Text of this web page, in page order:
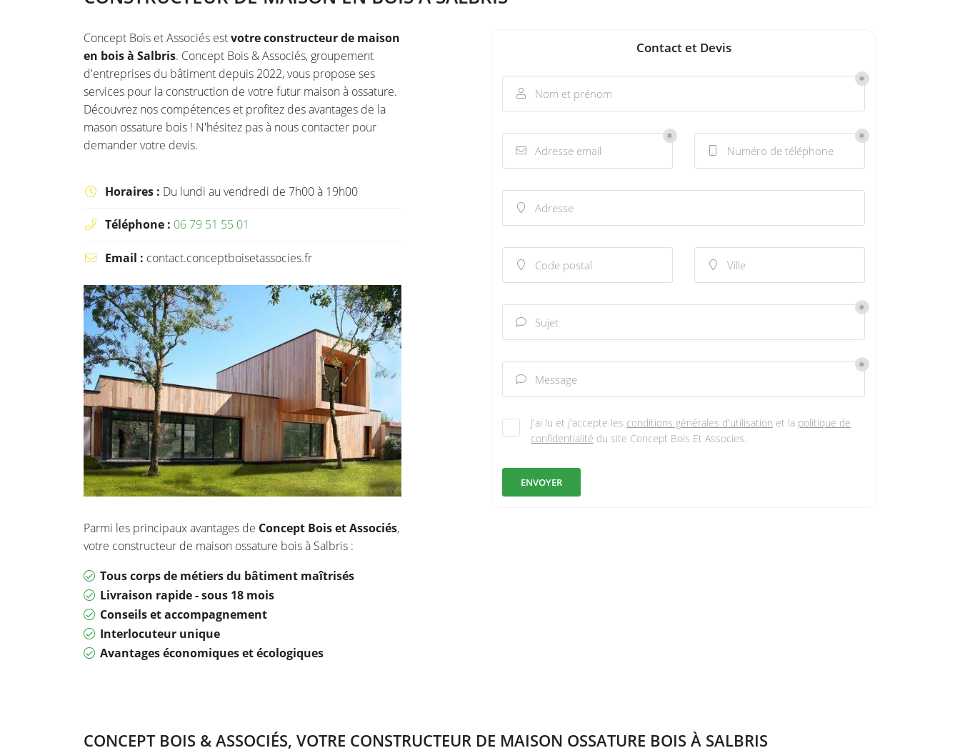
INSCRIPTION
Concept Bois et Associés estvotre constructeur de maison
en bois à Salbris. Concept Bois & Associés, groupement
d'entreprises du bâtiment depuis 2022, vous propose ses
services pour la construction de votre futur maison à ossature.
Découvrez nos compétences et profitez des avantages de la
mason ossature bois ! N'hésitez pas à nous contacter pour
demander votre devis.
 Horaires : Du lundi au vendredi de 7h00 à 19h00
 Téléphone : 06 79 51 55 01
 Email : contact.conceptboisetassocies.fr
Parmi les principaux avantages de Concept Bois et Associés,
votre constructeur de maison ossature bois à Salbris :
Tous corps de métiers du bâtiment maîtrisés
Livraison rapide - sous 18 mois
Conseils et accompagnement
Interlocuteur unique
Avantages économiques et écologiques
Contact et Devis
 Nom et prénom
 Adresse email Numéro de téléphone
 Adresse
 Code postal  Ville
 Sujet
 Message
J'ai lu et j'accepte les conditions générales d'utilisation et la politique de
confidentialité du site Concept Bois Et Associes.
ENVOYER
CONCEPT BOIS & ASSOCIÉS, VOTRE CONSTRUCTEUR DE MAISON OSSATURE BOIS À SALBRIS